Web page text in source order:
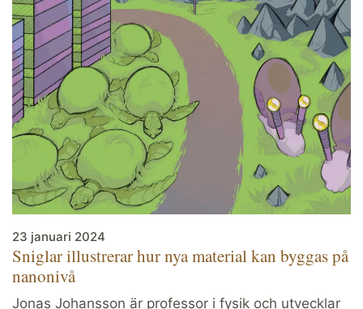
23 januari 2024
Sniglar illustrerar hur nya material kan byggas på
nanonivå
Jonas Johansson är professor i fysik och utvecklar